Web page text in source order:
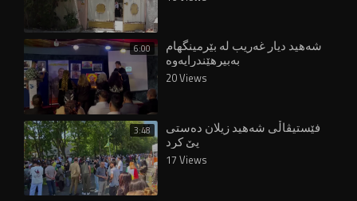
6:00 شەهید دیار غەریب لە بێرمینگھام
بەبیرهێندرایەوە
20 Views
3:48 فێستیڤاڵی شەهید زیلان دەستی
پێ کرد
17 Views